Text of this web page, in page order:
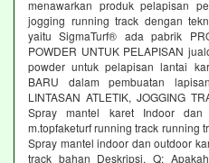
menawarkan produk pelapisan
jogging running track dengan
yaitu SigmaTurf® ada pabrik
POWDER UNTUK PELAPISAN
powder untuk pelapisan lantai
BARU dalam pembuatan
LINTASAN ATLETIK, JOGGING
Spray mantel karet Indoor dan
m.topfaketurf running track running
Spray mantel indoor dan outdoor
track bahan Deskripsi. Q: